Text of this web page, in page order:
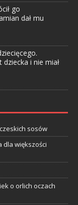
go
dał mu
i nie miał
sosów
dla większości
o orlich oczach